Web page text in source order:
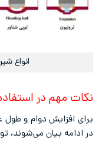
انواع
نکات مهم در
برای افزایش دوام و
در ادامه بیان می‌شوند،